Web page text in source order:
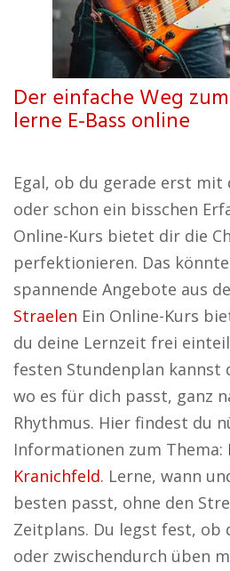
Der einfache Weg
lerne E-Bass online
Egal, ob du gerade erst
oder schon ein bisschen
Online-Kurs bietet dir die
perfektionieren. Das
spannende Angebote aus
Straelen Ein Online-Kurs
du deine Lernzeit frei
festen Stundenplan kannst
wo es für dich passt, ganz
Rhythmus. Hier findest du
Informationen zum Thema:
Kranichfeld. Lerne, wann
besten passt, ohne den
Zeitplans. Du legst fest, ob
oder zwischendurch üben